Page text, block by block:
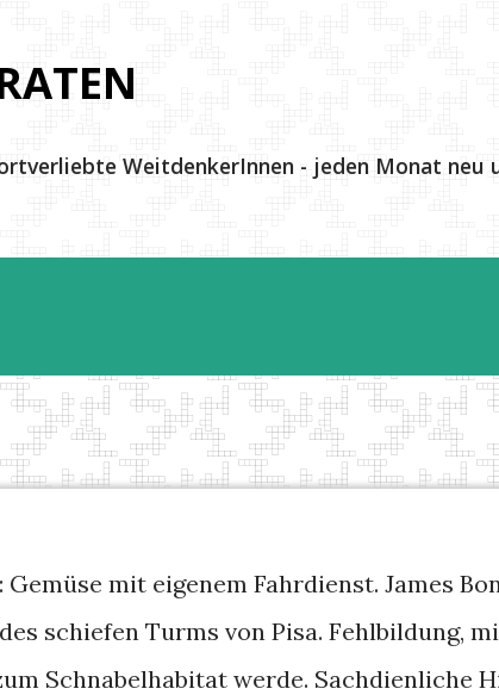
Direkt zum Hauptbereich
WeitdenkerInnen - jeden Monat neu
mit eigenem Fahrdienst. James
schiefen Turms von Pisa. Fehlbildung,
Schnabelhabitat werde. Sachdienliche